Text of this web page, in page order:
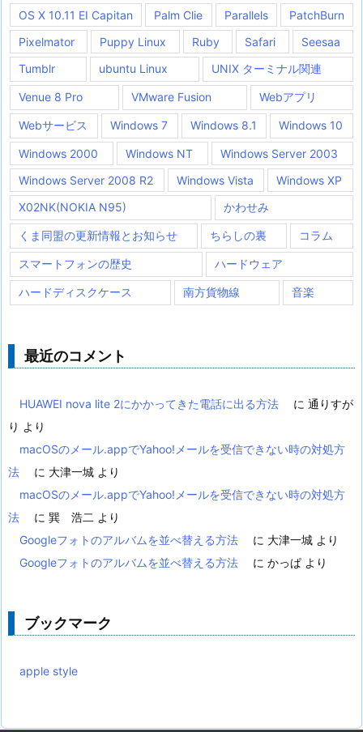
OS X 10.11 EI Capitan
Palm Clie Parallels
PatchBurn
Pixelmator
Puppy Linux Ruby Safari
Seesaa
Tumblr
ubuntu Linux UNIX ターミナル関連
Venue 8 Pro VMware Fusion Webアプリ
Webサービス Windows 7 Windows 8.1 Windows 10
Windows 2000 Windows NT
Windows Server 2003
Windows Server 2008 R2
Windows Vista
Windows XP
X02NK(NOKIA N95)
かわせみ
くま同盟の更新情報とお知らせ ちらしの裏 コラム
スマートフォンの歴史 ハードウェア
ハードディスクケース 南方貨物線 音楽
最近のコメント
HUAWEI nova lite 2にかかってきた電話に出る方法 に 通りすが
り より
macOSのメール.appでYahoo!メールを受信できない時の対処方
法
に 大津一城 より
macOSのメール.appでYahoo!メールを受信できない時の対処方
法
に 巽 浩二 より
Googleフォトのアルバムを並べ替える方法
に 大津一城 より
Googleフォトのアルバムを並べ替える方法
に かっぱ より
ブックマーク
apple style